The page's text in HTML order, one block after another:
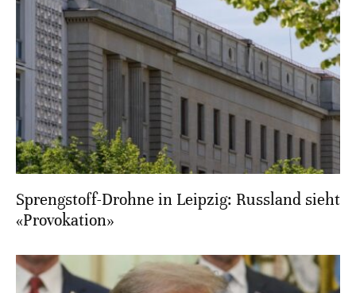
Sprengstoff-Drohne in Leipzig: Russland sieht
«Provokation»